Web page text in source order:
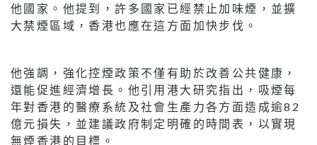
他國家。他提到，許多國家已經禁止加味煙，並擴
大禁煙區域，香港也應在這方面加快步伐。
他強調，強化控煙政策不僅有助於改善公共健康，
還能促進經濟增長。他引用港大研究指出，吸煙每
年對香港的醫療系統及社會生產力各方面造成逾82
億元損失，並建議政府制定明確的時間表，以實現
無煙香港的目標。